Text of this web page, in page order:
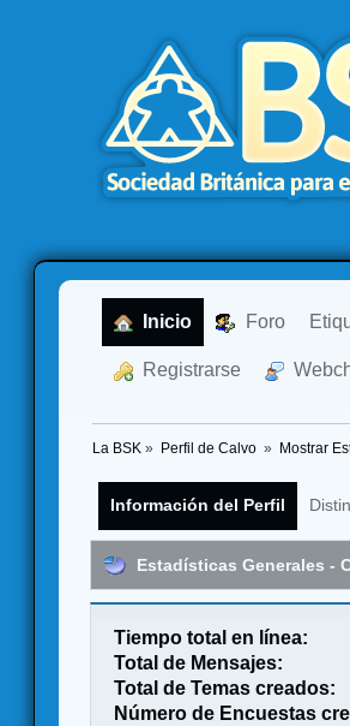
Inicio Foro
Registrarse
La BSK » Perfil de Calvo » Mostrar
Información del Perfil
Estadísticas Generales -
Tiempo total en línea:
Total de Mensajes:
Total de Temas creados:
Número de Encuestas